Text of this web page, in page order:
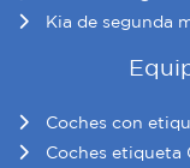
Kia de segunda
Coches con
Coches etiqueta